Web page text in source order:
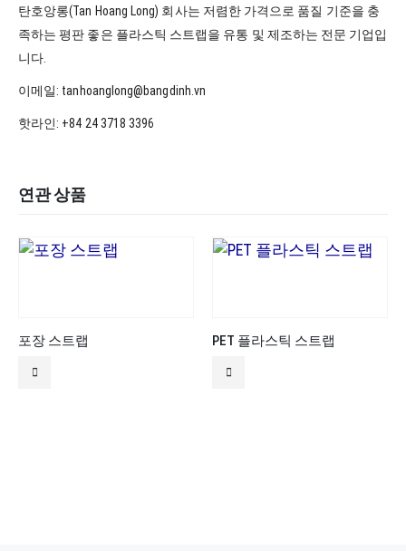
탄호앙롱(Tan Hoang Long) 회사는 저렴한 가격으로 품질 기준을 충
족하는 평판 좋은 플라스틱 스트랩을 유통 및 제조하는 전문 기업입
니다.
이메일: tanhoanglong@bangdinh.vn
핫라인: +84 24 3718 3396
연관 상품
포장 스트랩 PET 플라스틱 스트랩